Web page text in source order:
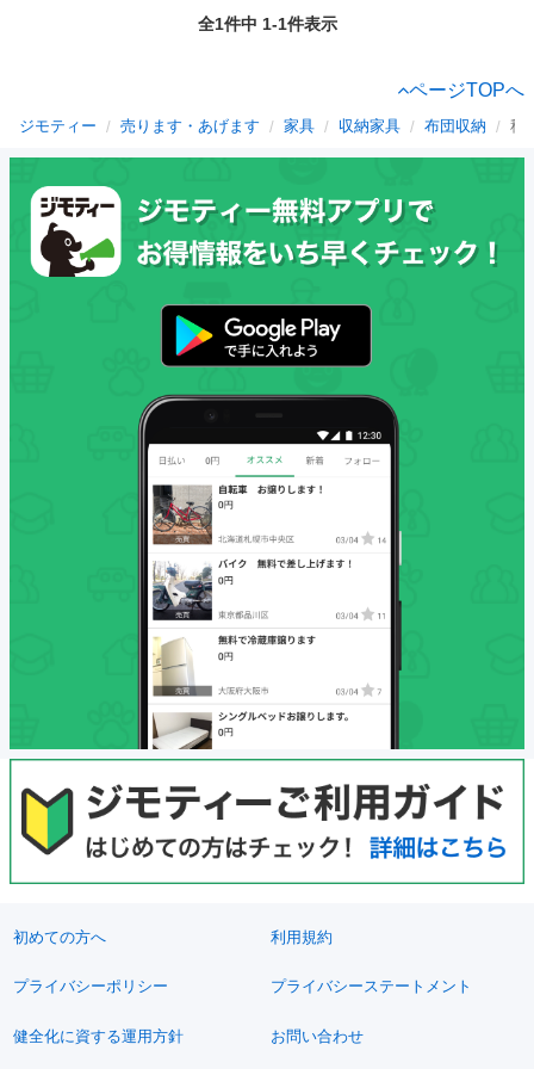
全1件中 1-1件表示
ページTOPへ
ジモティー 売ります・あげます 家具 収納家具 布団収納 秋
初めての方へ 利用規約
プライバシーポリシー プライバシーステートメント
健全化に資する運用方針 お問い合わせ